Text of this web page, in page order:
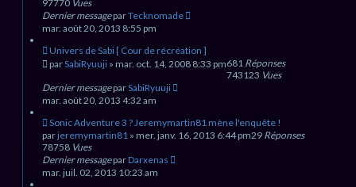
97770 Vues
Dernier messageparTecknomade
mar. août 20, 2013 8:55 pm
Univers de Sabi [ Cour de récréation ]
parSabiRyuuji » mar. oct. 14, 2008 8:33 pm681 Réponses
743123 Vues
Dernier messageparSabiRyuuji
mar. août 20, 2013 4:32 am
Sonic Adventure 3 ? Jeremymartin81 mène l'enquête !
parjeremymartin81 » mer. janv. 16, 2013 6:44 pm29 Réponses
78758 Vues
Dernier messageparDarxenas
mar. juil. 02, 2013 10:23 am